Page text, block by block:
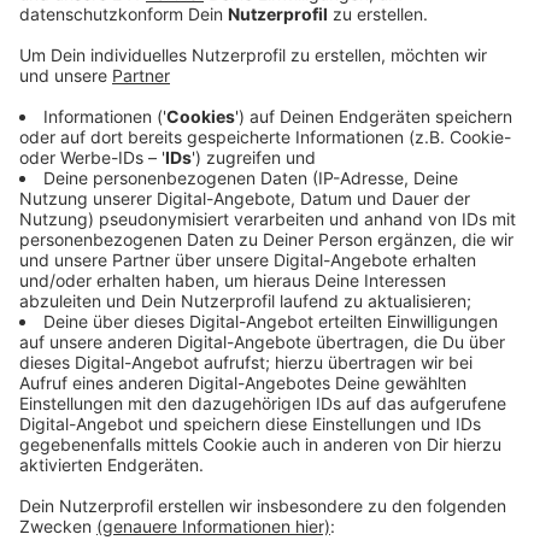
Im selben Zeitraum letztes Jahr lag der noch bei
knapp 5%. Dabei gibt es vor allem einen großen
Rückgang der Atemwegserkrankungen – 70% waren
es dieses Jahr weniger. Das zeige das, dass sich
Homeoffice, Lockdown und Hygienemaßnahmen
positiv auf den Krankenstand ausgewirkt hätten, so
die DAK. Das schütze nicht nur vor Corona, sondern
auch vor anderen Erkältungserregern. Auf der anderen
Seite gab es dieses Jahr mehr psychische
Erkrankungen und Erkrankungen im Muskel-Skelett-
System, also beispielsweise Rückenschmerzen.
Anzeige